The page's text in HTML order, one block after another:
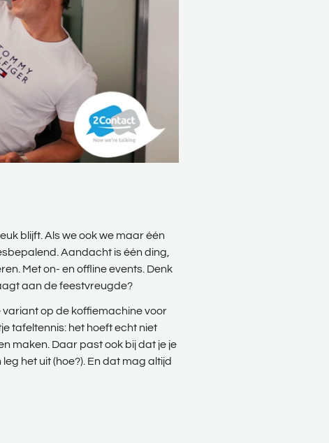
blijft. Als we ook we maar één
Aandacht is één ding,
Met on- en offline events. Denk
aan de feestvreugde?
op de koffiemachine voor
tafeltennis: het hoeft echt niet
maken. Daar past ook bij dat je je
het uit (hoe?). En dat mag altijd